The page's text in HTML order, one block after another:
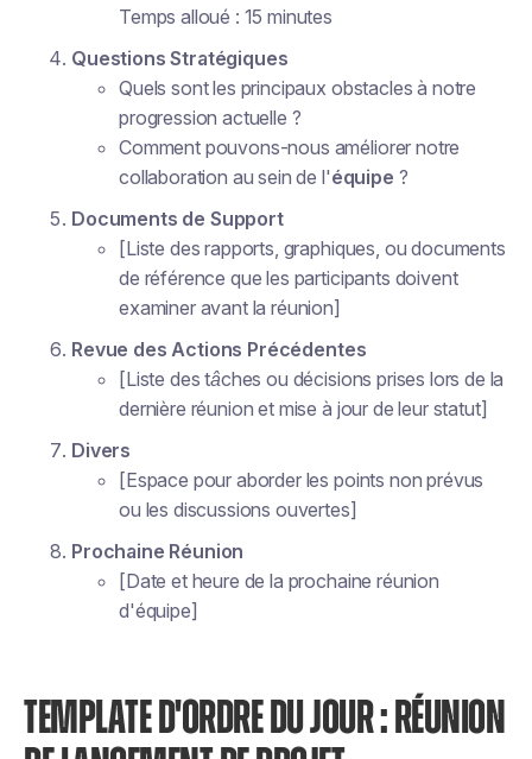
Temps alloué : 15 minutes
Questions Stratégiques
Quels sont les principaux obstacles à notre
progression actuelle ?
Comment pouvons-nous améliorer notre
collaboration au sein de l'équipe ?
Documents de Support
[Liste des rapports, graphiques, ou documents
de référence que les participants doivent
examiner avant la réunion]
Revue des Actions Précédentes
[Liste des tâches ou décisions prises lors de la
dernière réunion et mise à jour de leur statut]
Divers
[Espace pour aborder les points non prévus
ou les discussions ouvertes]
Prochaine Réunion
[Date et heure de la prochaine réunion
d'équipe]
TEMPLATE D'ORDRE DU JOUR : RÉUNION